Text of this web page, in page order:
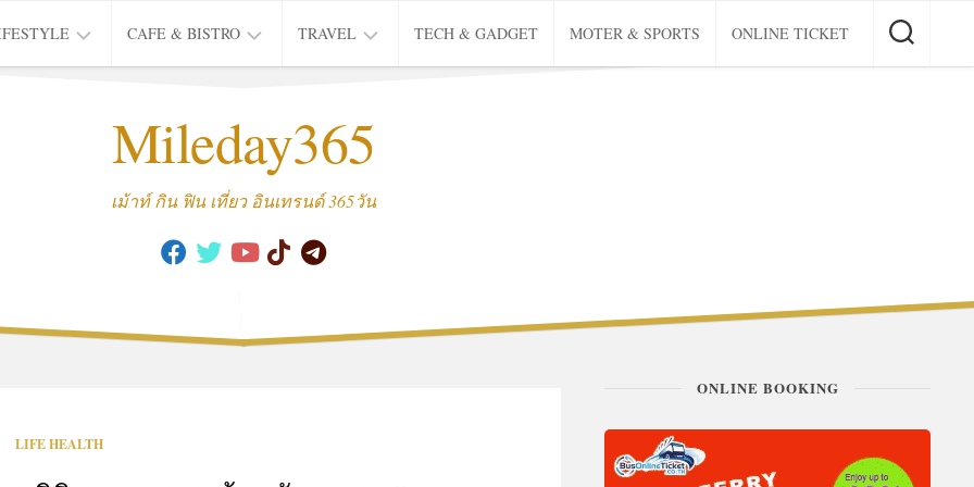
MOVIE
SERIES
CAFE & BISTRO
CAFE
TRAVEL
THAI
TRIP
TECH & GADGET MOTER & SPORTS ONLINE TICKET
Mileday365
เม้าท์ กิน ฟิน เที่ยว อินเทรนด์ 365วัน
LIFE HEALTH
ONLINE BOOKING